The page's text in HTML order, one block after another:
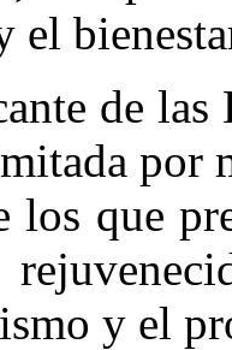
el
de las
por
los que
y el